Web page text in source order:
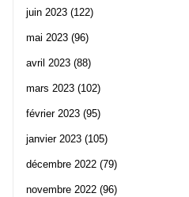
juin 2023 (122)
mai 2023 (96)
avril 2023 (88)
mars 2023 (102)
février 2023 (95)
janvier 2023 (105)
décembre 2022 (79)
novembre 2022 (96)